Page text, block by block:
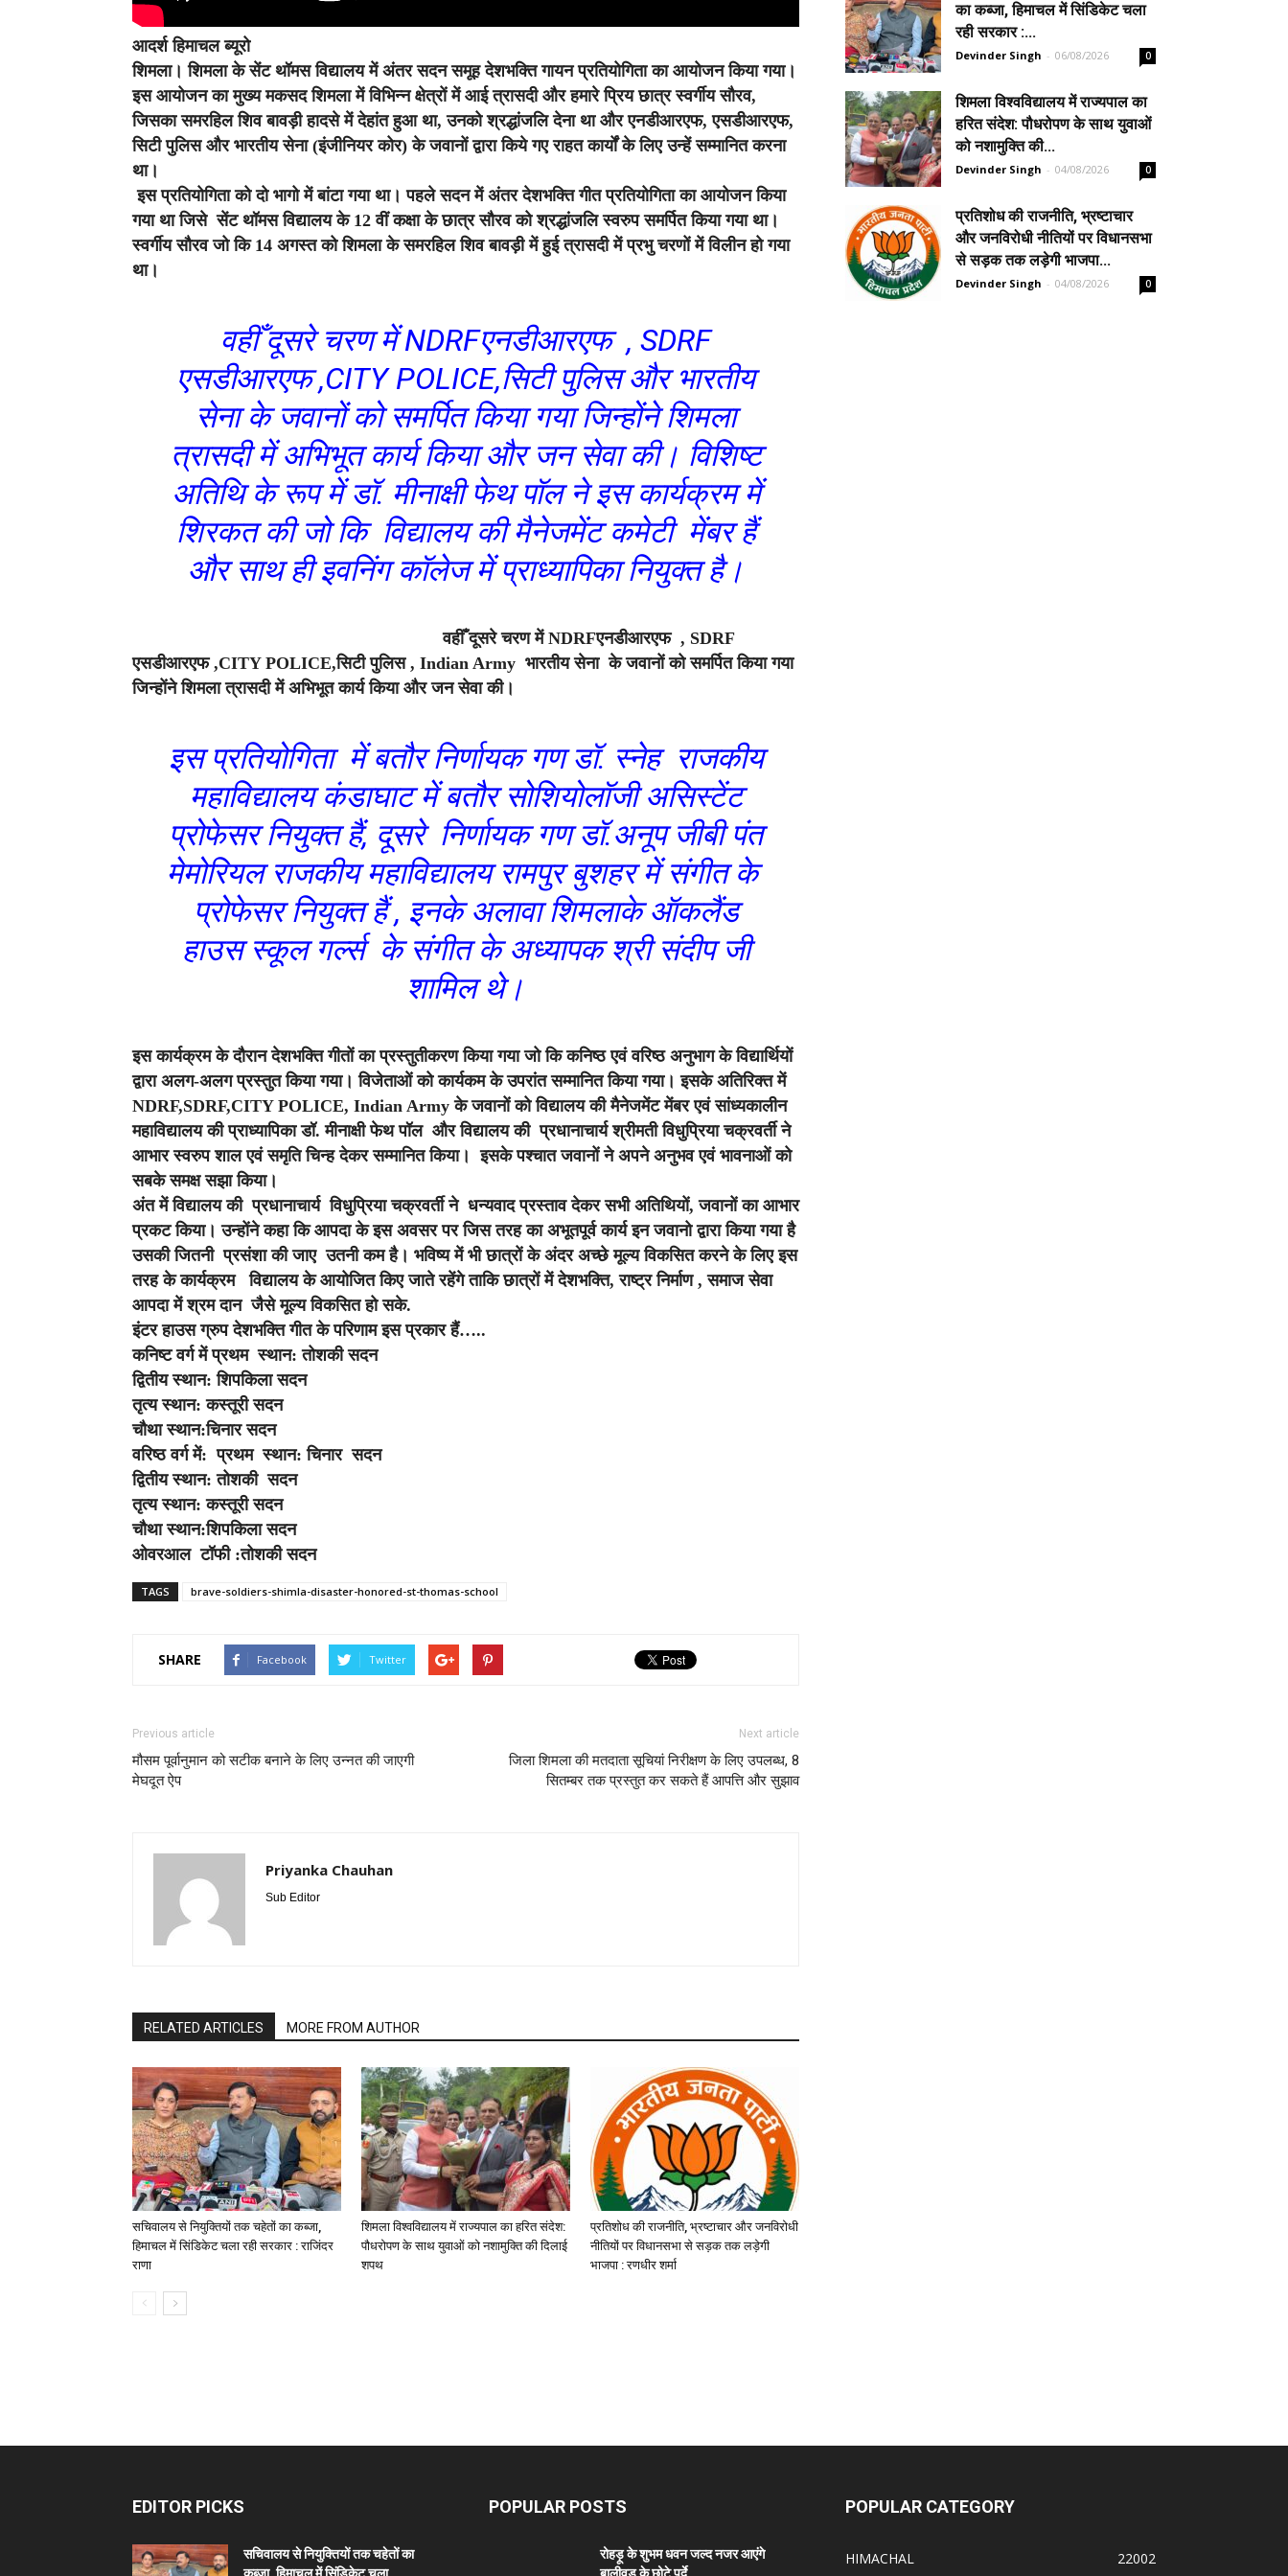
आदर्श हिमाचल ब्यूरो
शिमला। शिमला के सेंट थॉमस विद्यालय में अंतर सदन समूह देशभक्ति गायन प्रतियोगिता का आयोजन किया गया।
इस आयोजन का मुख्य मकसद शिमला में विभिन्न क्षेत्रों में आई त्रासदी और हमारे प्रिय छात्र स्वर्गीय सौरव,
जिसका समरहिल शिव बावड़ी हादसे में देहांत हुआ था, उनको श्रद्धांजलि देना था और एनडीआरएफ, एसडीआरएफ,
सिटी पुलिस और भारतीय सेना (इंजीनियर कोर) के जवानों द्वारा किये गए राहत कार्यों के लिए उन्हें सम्मानित करना
था।
इस प्रतियोगिता को दो भागो में बांटा गया था। पहले सदन में अंतर देशभक्ति गीत प्रतियोगिता का आयोजन किया
गया था जिसे सेंट थॉमस विद्यालय के 12 वीं कक्षा के छात्र सौरव को श्रद्धांजलि स्वरुप समर्पित किया गया था।
स्वर्गीय सौरव जो कि 14 अगस्त को शिमला के समरहिल शिव बावड़ी में हुई त्रासदी में प्रभु चरणों में विलीन हो गया
था।
वहीँ दूसरे चरण में NDRFएनडीआरएफ , SDRF
एसडीआरएफ ,CITY POLICE,सिटी पुलिस और भारतीय
सेना के जवानों को समर्पित किया गया जिन्होंने शिमला
त्रासदी में अभिभूत कार्य किया और जन सेवा की। विशिष्ट
अतिथि के रूप में डॉ. मीनाक्षी फेथ पॉल ने इस कार्यक्रम में
शिरकत की जो कि विद्यालय की मैनेजमेंट कमेटी मेंबर हैं
और साथ ही इवनिंग कॉलेज में प्राध्यापिका नियुक्त है।
वहीँ दूसरे चरण में NDRFएनडीआरएफ , SDRF
एसडीआरएफ ,CITY POLICE,सिटी पुलिस , Indian Army भारतीय सेना के जवानों को समर्पित किया गया
जिन्होंने शिमला त्रासदी में अभिभूत कार्य किया और जन सेवा की।
इस प्रतियोगिता में बतौर निर्णायक गण डॉ. स्नेह राजकीय
महाविद्यालय कंडाघाट में बतौर सोशियोलॉजी असिस्टेंट
प्रोफेसर नियुक्त हैं, दूसरे निर्णायक गण डॉ.अनूप जीबी पंत
मेमोरियल राजकीय महाविद्यालय रामपुर बुशहर में संगीत के
प्रोफेसर नियुक्त हैं , इनके अलावा शिमलाके ऑकलैंड
हाउस स्कूल गर्ल्स के संगीत के अध्यापक श्री संदीप जी
शामिल थे।
इस कार्यक्रम के दौरान देशभक्ति गीतों का प्रस्तुतीकरण किया गया जो कि कनिष्ठ एवं वरिष्ठ अनुभाग के विद्यार्थियों
द्वारा अलग-अलग प्रस्तुत किया गया। विजेताओं को कार्यकम के उपरांत सम्मानित किया गया। इसके अतिरिक्त में
NDRF,SDRF,CITY POLICE, Indian Army के जवानों को विद्यालय की मैनेजमेंट मेंबर एवं सांध्यकालीन
महाविद्यालय की प्राध्यापिका डॉ. मीनाक्षी फेथ पॉल और विद्यालय की प्रधानाचार्य श्रीमती विधुप्रिया चक्रवर्ती ने
आभार स्वरुप शाल एवं समृति चिन्ह देकर सम्मानित किया। इसके पश्चात जवानों ने अपने अनुभव एवं भावनाओं को
सबके समक्ष सझा किया।
अंत में विद्यालय की प्रधानाचार्य विधुप्रिया चक्रवर्ती ने धन्यवाद प्रस्ताव देकर सभी अतिथियों, जवानों का आभार
प्रकट किया। उन्होंने कहा कि आपदा के इस अवसर पर जिस तरह का अभूतपूर्व कार्य इन जवानो द्वारा किया गया है
उसकी जितनी प्रसंशा की जाए उतनी कम है। भविष्य में भी छात्रों के अंदर अच्छे मूल्य विकसित करने के लिए इस
तरह के कार्यक्रम विद्यालय के आयोजित किए जाते रहेंगे ताकि छात्रों में देशभक्ति, राष्ट्र निर्माण , समाज सेवा
आपदा में श्रम दान जैसे मूल्य विकसित हो सके.
इंटर हाउस ग्रुप देशभक्ति गीत के परिणाम इस प्रकार हैं…..
कनिष्ट वर्ग में प्रथम स्थान: तोशकी सदन
द्वितीय स्थान: शिपकिला सदन
तृत्य स्थान: कस्तूरी सदन
चौथा स्थान:चिनार सदन
वरिष्ठ वर्ग में: प्रथम स्थान: चिनार सदन
द्वितीय स्थान: तोशकी सदन
तृत्य स्थान: कस्तूरी सदन
चौथा स्थान:शिपकिला सदन
ओवरआल टॉफी :तोशकी सदन
TAGS brave-soldiers-shimla-disaster-honored-st-thomas-school
SHARE Facebook Twitter
Previous article
मौसम पूर्वानुमान को सटीक बनाने के लिए उन्नत की जाएगी
मेघदूत ऐप
Next article
जिला शिमला की मतदाता सूचियां निरीक्षण के लिए उपलब्ध, 8
सितम्बर तक प्रस्तुत कर सकते हैं आपत्ति और सुझाव
Priyanka Chauhan
Sub Editor
RELATED ARTICLES MORE FROM AUTHOR
सचिवालय से नियुक्तियों तक चहेतों का कब्जा,
हिमाचल में सिंडिकेट चला रही सरकार : राजिंदर
राणा
शिमला विश्वविद्यालय में राज्यपाल का हरित संदेश:
पौधरोपण के साथ युवाओं को नशामुक्ति की दिलाई
शपथ
प्रतिशोध की राजनीति, भ्रष्टाचार और जनविरोधी
नीतियों पर विधानसभा से सड़क तक लड़ेगी
भाजपा : रणधीर शर्मा
का कब्जा, हिमाचल में सिंडिकेट चला
रही सरकार :...
Devinder Singh - 06/08/2026 0
शिमला विश्वविद्यालय में राज्यपाल का
हरित संदेश: पौधरोपण के साथ युवाओं
को नशामुक्ति की...
Devinder Singh - 04/08/2026 0
प्रतिशोध की राजनीति, भ्रष्टाचार
और जनविरोधी नीतियों पर विधानसभा
से सड़क तक लड़ेगी भाजपा...
Devinder Singh - 04/08/2026 0
EDITOR PICKS
सचिवालय से नियुक्तियों तक चहेतों का
कब्जा, हिमाचल में सिंडिकेट चला...
POPULAR POSTS
रोहड़ू के शुभम धवन जल्द नजर आएंगे
बालीवुड के छोटे पर्दे...
POPULAR CATEGORY
HIMACHAL 22002